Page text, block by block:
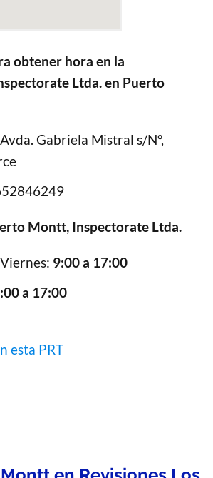
obtener hora en la
Ltda. en Puerto
Gabriela Mistral s/Nº,
Montt, Inspectorate Ltda.
9:00 a 17:00
a 17:00
esta PRT